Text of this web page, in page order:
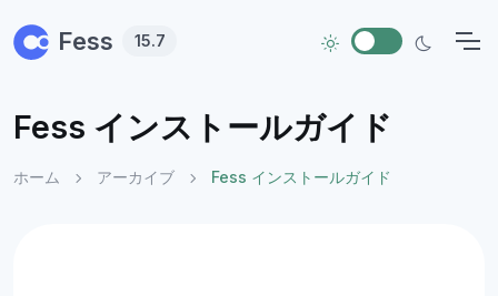
Fess 15.7
Fess インストールガイド
ホーム アーカイブ Fess インストールガイド